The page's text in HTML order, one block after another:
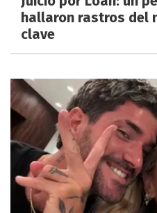
hallaron rastros del
clave